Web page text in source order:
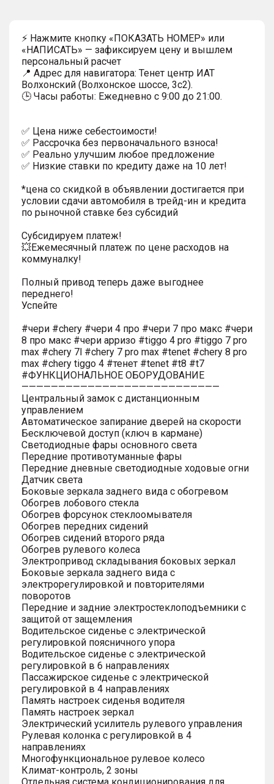
⚡ Нажмите кнопку «ПОКАЗАТЬ НОМЕР» или
«НАПИСАТЬ» — зафиксируем цену и вышлем
персональный расчет
📍 Адрес для навигатора: Тенет центр ИАТ
Волхонский (Волхонское шоссе, 3с2).
🕒 Часы работы: Ежедневно с 9:00 до 21:00.
✅ Цена ниже себестоимости!
✅ Рассрочка без первоначального взноса!
✅ Реально улучшим любое предложение
✅ Низкие ставки по кредиту даже на 10 лет!
*цена со скидкой в объявлении достигается при
условии сдачи автомобиля в трейд-ин и кредита
по рыночной ставке без субсидий
Субсидируем платеж!
💥Ежемесячный платеж по цене расходов на
коммуналку!
Полный привод теперь даже выгоднее
переднего!
Успейте
#чери #chery #чери 4 про #чери 7 про макс #чери
8 про макс #чери арризо #tiggo 4 pro #tiggo 7 pro
max #chery 7l #chery 7 pro max #tenet #chery 8 pro
max #chery tiggo 4 #тенет #tenet #t8 #t7
#ФУНКЦИОНАЛЬНОЕ ОБОРУДОВАНИЕ
———————————————————————————
Центральный замок с дистанционным
управлением
Автоматическое запирание дверей на скорости
Бесключевой доступ (ключ в кармане)
Светодиодные фары основного света
Передние противотуманные фары
Передние дневные светодиодные ходовые огни
Датчик света
Боковые зеркала заднего вида с обогревом
Обогрев лобового стекла
Обогрев форсунок стеклоомывателя
Обогрев передних сидений
Обогрев сидений второго ряда
Обогрев рулевого колеса
Электропривод складывания боковых зеркал
Боковые зеркала заднего вида с
электрорегулировкой и повторителями
поворотов
Передние и задние электростеклоподъемники с
защитой от защемления
Водительское сиденье с электрической
регулировкой поясничного упора
Водительское сиденье с электрической
регулировкой в 6 направлениях
Пассажирское сиденье с электрической
регулировкой в 4 направлениях
Память настроек сиденья водителя
Память настроек зеркал
Электрический усилитель рулевого управления
Рулевая колонка с регулировкой в 4
направлениях
Многофункциональное рулевое колесо
Климат-контроль, 2 зоны
Отдельная система кондиционирования для